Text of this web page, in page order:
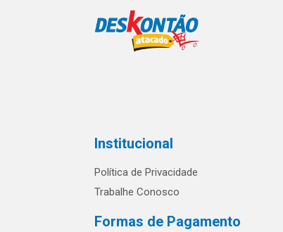
Institucional
Política de Privacidade
Trabalhe Conosco
Formas de Pagamento